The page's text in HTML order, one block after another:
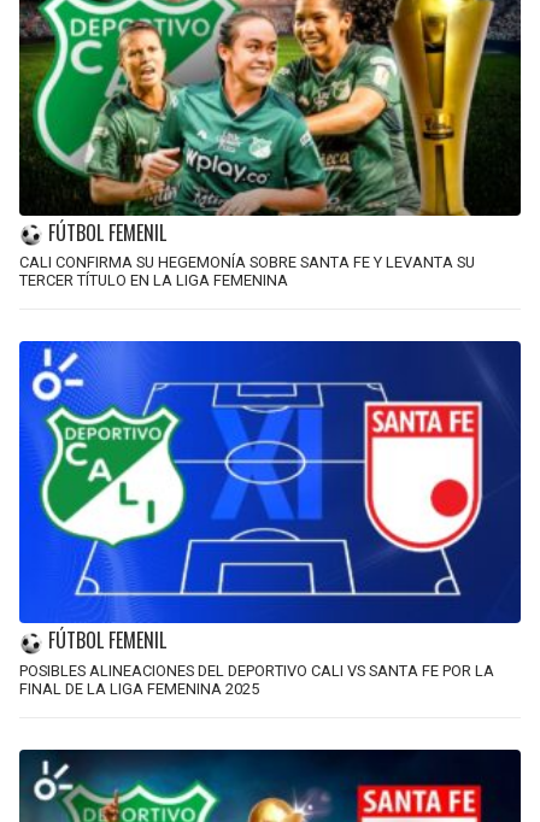
FÚTBOL FEMENIL
CALI CONFIRMA SU HEGEMONÍA SOBRE SANTA FE Y LEVANTA SU
TERCER TÍTULO EN LA LIGA FEMENINA
FÚTBOL FEMENIL
POSIBLES ALINEACIONES DEL DEPORTIVO CALI VS SANTA FE POR LA
FINAL DE LA LIGA FEMENINA 2025